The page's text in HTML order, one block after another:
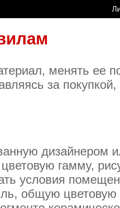
менять ее
за
дизайнером
гамму,
условия
общую цветовую